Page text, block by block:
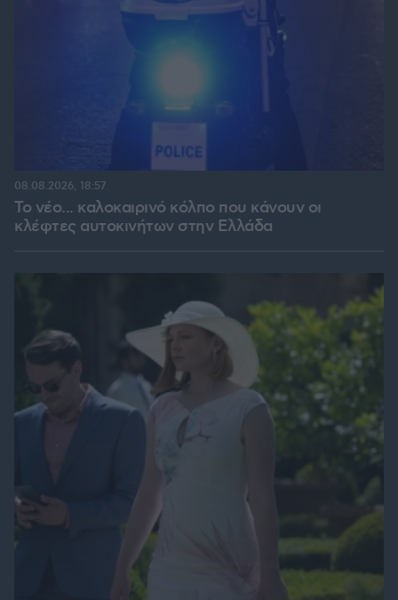
Το νέο... καλοκαιρινό κόλπο που κάνουν οι
κλέφτες αυτοκινήτων στην Ελλάδα
08.08.2026, 18:57